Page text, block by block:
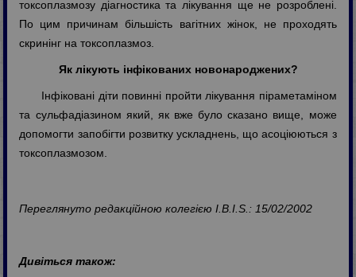
токсоплазмозу діагностика та лікування ще не розроблені.
По цим причинам більшість вагітних жінок, не проходять
скринінг на токсоплазмоз.
Як лікують інфікованих новонароджених?
Інфіковані діти повинні пройти лікування піраметаміном
та сульфадіазином який, як вже було сказано вище, може
допомогти запобігти розвитку ускладнень, що асоціюються з
токсоплазмозом.
Переглянуто редакційною колегією I.B.I.S.: 15/02/2002
Дивіться також: